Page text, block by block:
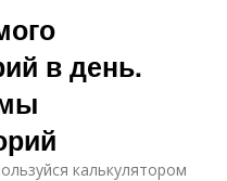
в день.
калькулятором